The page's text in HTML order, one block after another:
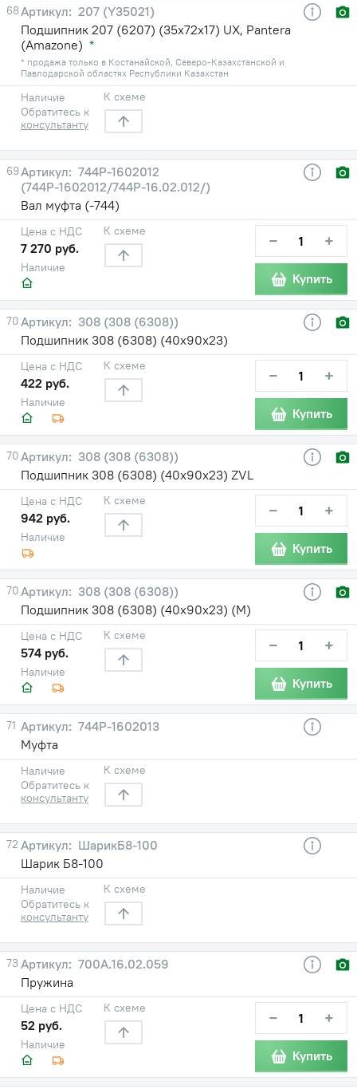
68
207 (Y35021)
Подшипник 207 (6207) (35х72х17) UX, Pantera
(Amazone) *
* продажа только в Костанайской, Северо-Казахстанской и
Павлодарской областях Республики Казахстан
Наличие
Обратитесь к
консультанту
К схеме
69
744Р-1602012
(744Р-1602012/744Р-16.02.012/)
Вал муфта (-744)
Наличие
Цена с НДС
7 270 руб.
К схеме − +
Купить
70
308 (308 (6308))
Подшипник 308 (6308) (40х90х23)
Наличие
Цена с НДС
422 руб.
К схеме − +
Купить
70
308 (308 (6308))
Подшипник 308 (6308) (40х90х23) ZVL
Наличие
Цена с НДС
942 руб.
К схеме − +
Купить
70
308 (308 (6308))
Подшипник 308 (6308) (40х90х23) (М)
Наличие
Цена с НДС
574 руб.
К схеме − +
Купить
71
744Р-1602013
Муфта
Наличие
Обратитесь к
консультанту
К схеме
72
ШарикБ8-100
Шарик Б8-100
Наличие
Обратитесь к
консультанту
К схеме
73
700А.16.02.059
Пружина
Наличие
Цена с НДС
52 руб.
К схеме − +
Купить